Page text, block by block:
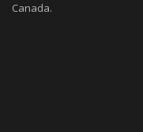
Canada.